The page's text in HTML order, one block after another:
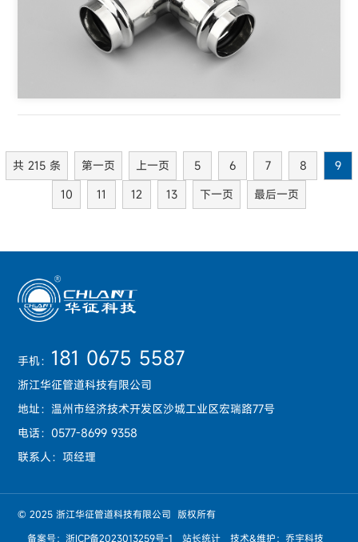
共 215 条 第一页 上一页 5 6 7 8
9
10
11 12 13 下一页 最后一页
手机： 181 0675 5587
浙江华征管道科技有限公司
地址：温州市经济技术开发区沙城工业区宏瑞路77号
电话：0577-8699 9358
联系人：项经理
© 2025 浙江华征管道科技有限公司 版权所有
备案号：浙ICP备2023013259号-1 站长统计 技术&维护： 乔宇科技